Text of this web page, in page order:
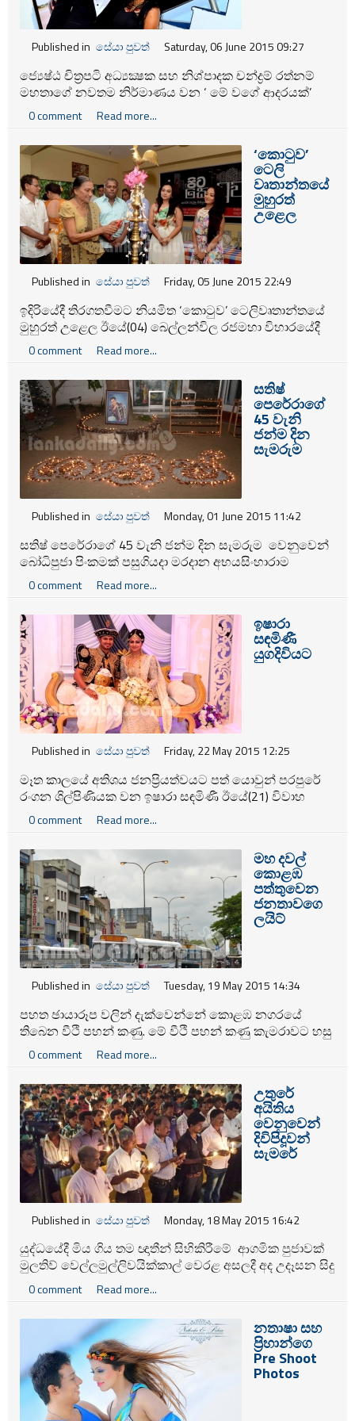
Published in සේයා පුවත් Saturday, 06 June 2015 09:27
ජ්‍යෙෂ්ඨ චිත්‍රපටි අධ්‍යක්‍ෂක සහ නිශ්පාදක චන්ද්‍රම් රත්නම්
මහතාගේ නවතම නිර්මාණය වන ‘ මේ වගේ ආදරයක්’
චිත්‍රපටයේ මංගල දර්ශනය ඊයේ තරංනී සිනමා ශාලාවේදී
පැවැත්විණි.
0 comment Read more...
‘කොටුව’
ටෙලි
වෘතාන්තයේ
මුහුරත්
උළෙල
Published in සේයා පුවත් Friday, 05 June 2015 22:49
ඉදිරියේදී තිරගතවීමට නියමිත ‘කොටුව’ ටෙලිවෘතාන්තයේ
මුහුරත් උළෙල ඊයේ(04) බෙල්ලන්විල රජමහා විහාරයේදී
පැවැත්විණි.
0 comment Read more...
සතිෂ්
පෙරේරාගේ
45 වැනි
ජන්ම දින
සැමරුම
Published in සේයා පුවත් Monday, 01 June 2015 11:42
සතිෂ් පෙරේරාගේ 45 වැනි ජන්ම දින සැමරුම වෙනුවෙන්
බෝධිපුජා පිංකමක් පසුගියදා මරදාන අභයසිංහාරාම
විහාරස්ථානයේදී පැවැත් උනා.
0 comment Read more...
ඉෂාරා
සඳමිණී
යුගදිවියට
Published in සේයා පුවත් Friday, 22 May 2015 12:25
මෑත කාලයේ අතිශය ජනප්‍රියත්වයට පත් යොවුන් පරපුරේ
රංගන ශිල්පිණියක වන ඉෂාරා සඳමිණී ඊයේ(21) විවාහ
දිවියට ඇතුලත් උනා. ඇගේ අතගත්තේ රංගන ශිල්පියෙක්
සහ නීතිඥවරයෙක්ද වන අනුර පතිරණයි.
0 comment Read more...
මහ දවල්
කොළඹ
පත්තුවෙන
ජනතාවගෙ
ලයිට්
Published in සේයා පුවත් Tuesday, 19 May 2015 14:34
පහත ඡායාරූප වලින් දැක්වෙන්නේ කොළඹ නගරයේ
තිබෙන වීථි පහන් කණු. මේ වීථි පහන් කණු කැමරාවට හසු
කරගනිද්දී හරියටම වෙලාව දවල් 12 යි. මේවා රෑට වගේම
දවල්ටත් නොනවත්වා දැල්වෙනවා. වීථි පහන් කණු නඩත්තු
වෙන්නෙ කොළඹ නගර සභාව හරහායි. ඒ කියන්නෙ මේ
අධි බලැති වීථි පහන් හරහා නිකරුනේ අපතේ යන්නෙ මේ
රටේ සාමාන්‍ය ජනතාවගෙ මුදල්.
0 comment Read more...
උතුරේ
අයිතිය
වෙනුවෙන්
දිවිපිදූවන්
සැමරේ
Published in සේයා පුවත් Monday, 18 May 2015 16:42
යුද්ධයේදී මිය ගිය තම ඥාතීන් සිහිකිරීමේ ආගමික පුජාවක්
මුලතිව් වෙල්ලමුල්ලිවයික්කාල් වෙරළ අසලදී අද උදෑසන සිදු
කර තිබූ මෙම සිහිකිරීම පැවැත් වුනේ උතුරු පළාත් මහා
කෝවිල තුළදීයි.
0 comment Read more...
නතාෂා සහ
ප්‍රිහාන්ගෙ
Pre Shoot
Photos